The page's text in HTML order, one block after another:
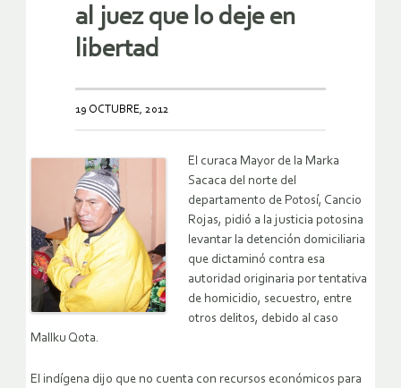
al juez que lo deje en
libertad
19 OCTUBRE, 2012
El curaca Mayor de la Marka
Sacaca del norte del
departamento de Potosí, Cancio
Rojas, pidió a la justicia potosina
levantar la detención domiciliaria
que dictaminó contra esa
autoridad originaria por tentativa
de homicidio, secuestro, entre
otros delitos, debido al caso
Mallku Qota.
El indígena dijo que no cuenta con recursos económicos para